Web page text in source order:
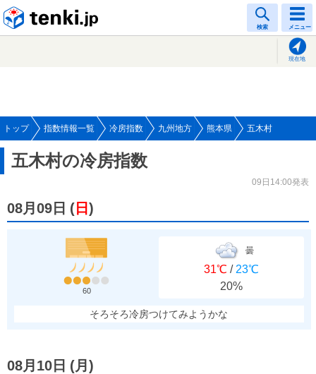
検索 メニュー
現在地
トップ 指数情報一覧 冷房指数 九州地方 熊本県 五木村
五木村の冷房指数
09日14:00発表
08月09日 ( 日 )
60
曇
31℃ / 23℃
20%
そろそろ冷房つけてみようかな
08月10日 (月 )